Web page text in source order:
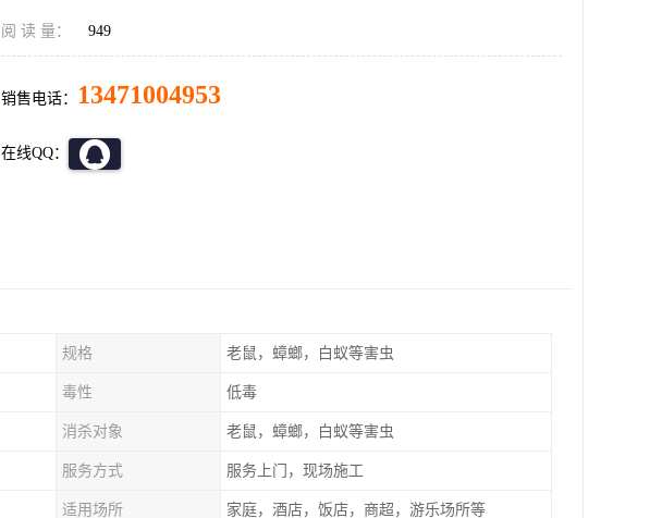
阅 读 量： 949
销售电话： 13471004953
在线QQ：
规格 老鼠，蟑螂，白蚁等害虫
毒性 低毒
消杀对象 老鼠，蟑螂，白蚁等害虫
服务方式 服务上门，现场施工
适用场所 家庭，酒店，饭店，商超，游乐场所等